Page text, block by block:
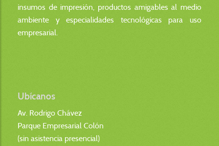
insumos de impresión, productos amigables al medio
ambiente y especialidades tecnológicas para uso
empresarial.
Ubícanos
Av. Rodrigo Chávez
Parque Empresarial Colón
(sin asistencia presencial)